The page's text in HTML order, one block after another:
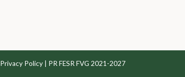
Privacy Policy
PR FESR FVG 2021-2027